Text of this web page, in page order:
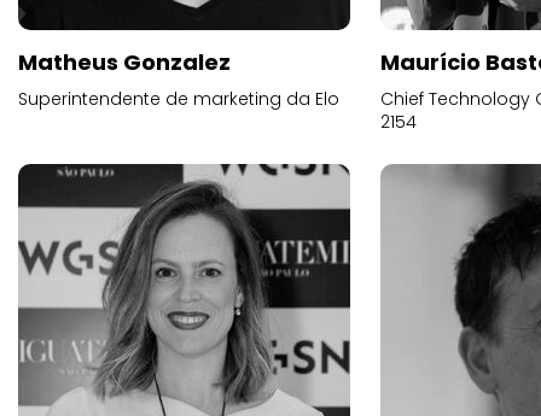
Matheus Gonzalez
Superintendente de marketing da Elo
Maurício
Chief Technology
2154